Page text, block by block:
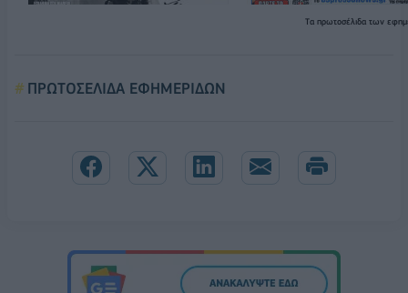
Τα πρωτοσέλιδα των
ΠΡΩΤΟΣΕΛΙΔΑ ΕΦΗΜΕΡΙΔΩΝ